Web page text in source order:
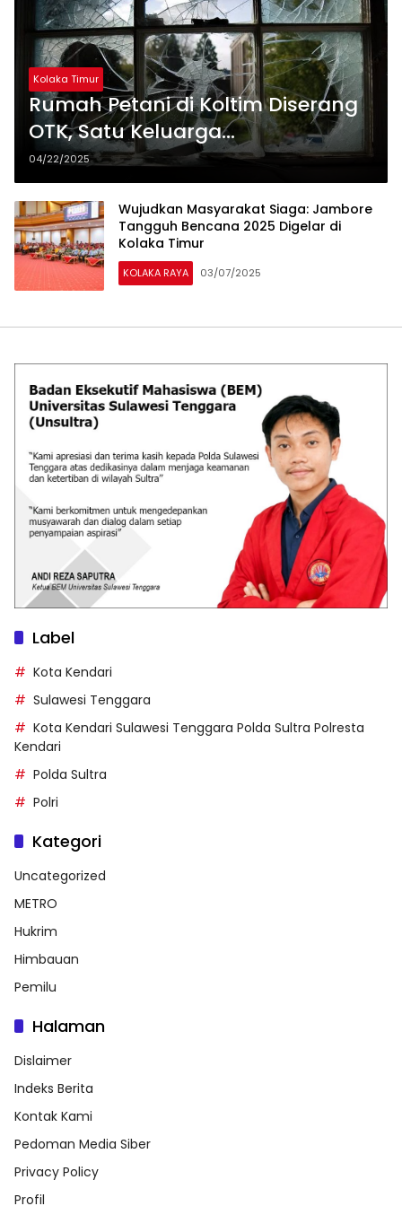
Kolaka Timur
Rumah Petani di Koltim Diserang
OTK, Satu Keluarga
Mengasingkan Diri ke Kantor Polisi
04/22/2025
Wujudkan Masyarakat Siaga: Jambore
Tangguh Bencana 2025 Digelar di
Kolaka Timur
KOLAKA RAYA 03/07/2025
Label
Kota Kendari
Sulawesi Tenggara
Kota Kendari Sulawesi Tenggara Polda Sultra Polresta
Kendari
Polda Sultra
Polri
Kategori
Uncategorized
METRO
Hukrim
Himbauan
Pemilu
Halaman
Dislaimer
Indeks Berita
Kontak Kami
Pedoman Media Siber
Privacy Policy
Profil